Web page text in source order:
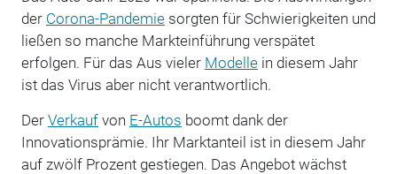
der Corona-Pandemiesorgten für Schwierigkeiten und
ließen so manche Markteinführung verspätet
erfolgen. Für das Aus vieler Modellein diesem Jahr
ist das Virus aber nicht verantwortlich.
Der Verkaufvon E-Autos boomt dank der
Innovationsprämie. Ihr Marktanteil ist in diesem Jahr
auf zwölf Prozent gestiegen. Das Angebot wächst